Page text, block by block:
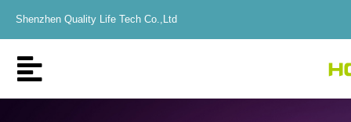
Shenzhen Quality Life Tech Co.,Ltd